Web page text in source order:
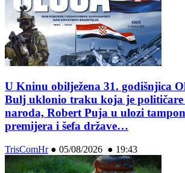
U Kninu obilježena 31. godišnjica
Bulj uklonio traku koja je
naroda, Robert Puja u ulozi
premijera i šefa države…
TrisComHr● 05/08/2026 ● 19:43